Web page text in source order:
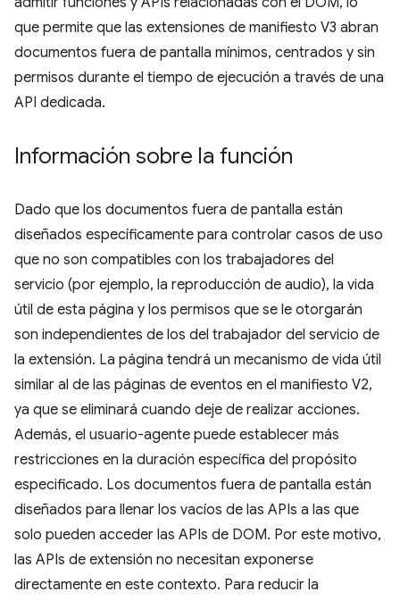
que permite que las extensiones de manifiesto V3 abran
documentos fuera de pantalla mínimos, centrados y sin
permisos durante el tiempo de ejecución a través de una
API dedicada.
Información sobre la función
Dado que los documentos fuera de pantalla están
diseñados específicamente para controlar casos de uso
que no son compatibles con los trabajadores del
servicio (por ejemplo, la reproducción de audio), la vida
útil de esta página y los permisos que se le otorgarán
son independientes de los del trabajador del servicio de
la extensión. La página tendrá un mecanismo de vida útil
similar al de las páginas de eventos en el manifiesto V2,
ya que se eliminará cuando deje de realizar acciones.
Además, el usuario-agente puede establecer más
restricciones en la duración específica del propósito
especificado. Los documentos fuera de pantalla están
diseñados para llenar los vacíos de las APIs a las que
solo pueden acceder las APIs de DOM. Por este motivo,
las APIs de extensión no necesitan exponerse
directamente en este contexto. Para reducir la